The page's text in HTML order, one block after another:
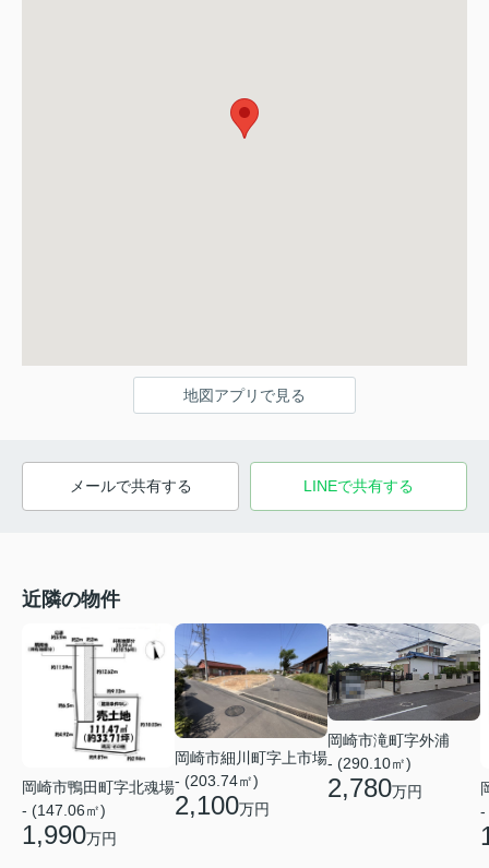
地図アプリで見る
メールで共有する LINEで共有する
近隣の物件
岡崎市鴨田町字北魂場
- (147.06㎡)
1,990万円
岡崎市細川町字上市場
- (203.74㎡)
2,100万円
岡崎市滝町字外浦
- (290.10㎡)
2,780万円
-